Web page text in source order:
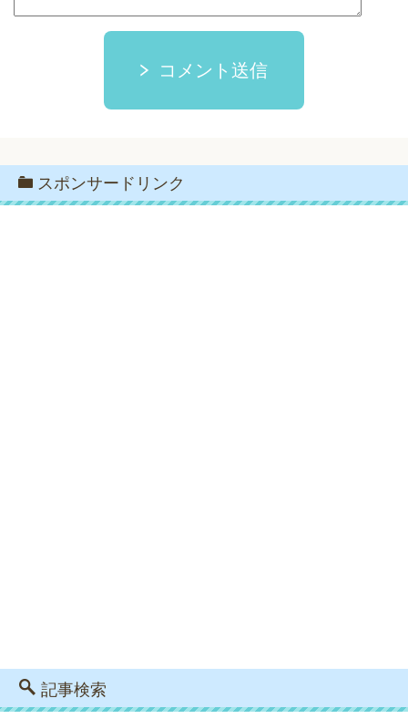
コメント送信
スポンサードリンク
記事検索